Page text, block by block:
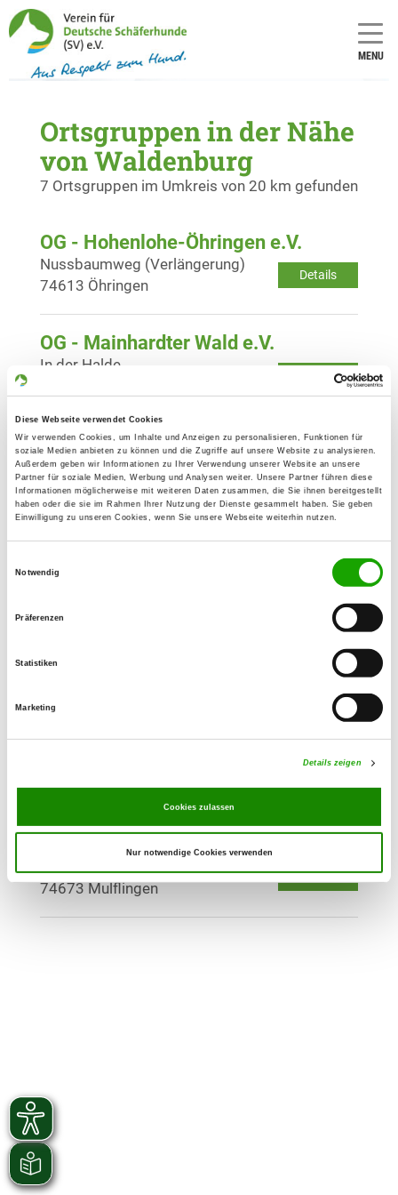
Diese Webseite verwendet Cookies
Wir verwenden Cookies, um Inhalte und Anzeigen zu personalisieren, Funktionen für
soziale Medien anbieten zu können und die Zugriffe auf unsere Website zu analysieren.
Außerdem geben wir Informationen zu Ihrer Verwendung unserer Website an unsere
Partner für soziale Medien, Werbung und Analysen weiter. Unsere Partner führen diese
Informationen möglicherweise mit weiteren Daten zusammen, die Sie ihnen bereitgestellt
haben oder die sie im Rahmen Ihrer Nutzung der Dienste gesammelt haben. Sie geben
Einwilligung zu unseren Cookies, wenn Sie unsere Webseite weiterhin nutzen.
Notwendig
Präferenzen
Statistiken
Marketing
Details zeigen
Cookies zulassen
Nur notwendige Cookies verwenden
MENU
Ortsgruppen in der Nähe
von Waldenburg
7 Ortsgruppen im Umkreis von 20 km gefunden
OG - Hohenlohe-Öhringen e.V.
Details
Nussbaumweg (Verlängerung)
74613 Öhringen
OG - Mainhardter Wald e.V.
Details
In der Halde
OG - Neuenstein e.V.
Details
Straßenäcker 1
74632 Neuenstein
OG - Niedernhall
Details
Untere Au
Details
Alter Kocher
OG - Schwäbisch Hall e.V.
74523 Schwäbisch Hall/Hessental
OG - Mulfingen
Details
Oberer Railhof 3
74673 Mulflingen